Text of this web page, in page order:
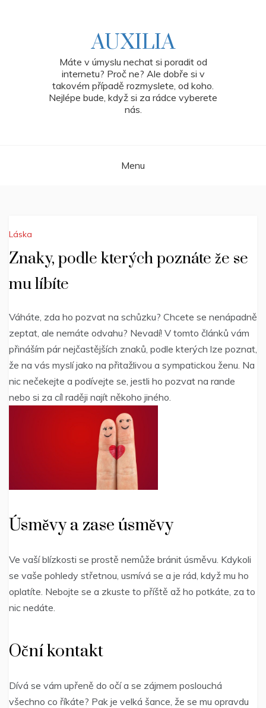
AUXILIA
Máte v úmyslu nechat si poradit od
internetu? Proč ne? Ale dobře si v
takovém případě rozmyslete, od koho.
Nejlépe bude, když si za rádce vyberete
nás.
Menu
Láska
Znaky, podle kterých poznáte že se
mu líbíte
Váháte, zda ho pozvat na schůzku? Chcete se nenápadně
zeptat, ale nemáte odvahu? Nevadí! V tomto článků vám
přináším pár nejčastějších znaků, podle kterých lze poznat,
že na vás myslí jako na přitažlivou a sympatickou ženu. Na
nic nečekejte a podívejte se, jestli ho pozvat na rande
nebo si za cíl raději najít někoho jiného.
Úsměvy a zase úsměvy
Ve vaší blízkosti se prostě nemůže bránit úsměvu. Kdykoli
se vaše pohledy střetnou, usmívá se a je rád, když mu ho
oplatíte. Nebojte se a zkuste to příště až ho potkáte, za to
nic nedáte.
Oční kontakt
Dívá se vám upřeně do očí a se zájmem poslouchá
všechno co říkáte? Pak je velká šance, že se mu opravdu